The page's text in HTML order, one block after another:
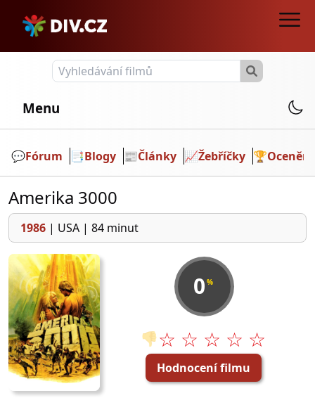
Menu
💬️Fórum 📑Blogy 📰Články 📈Žebříčky 🏆Ocenění
Amerika 3000
1986 | USA | 84 minut
0 %
👎☆ ☆ ☆ ☆ ☆
Hodnocení filmu